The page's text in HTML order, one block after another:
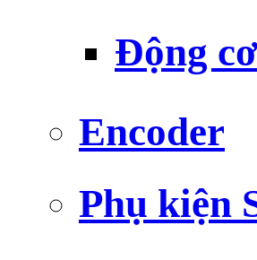
Động
Encoder
Phụ kiện